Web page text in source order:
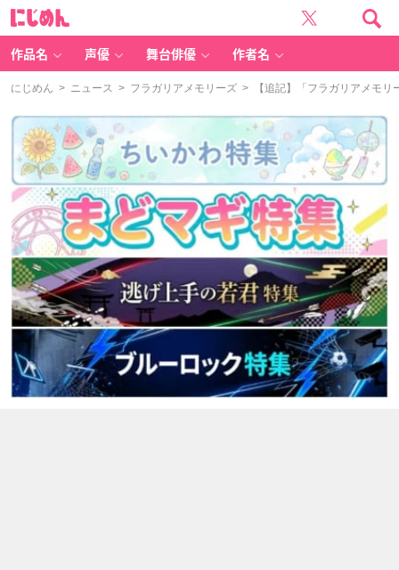
作品名 声優 舞台俳優 作者名
にじめん > ニュース > フラガリアメモリーズ > 【追記】「フラガリアメモリ